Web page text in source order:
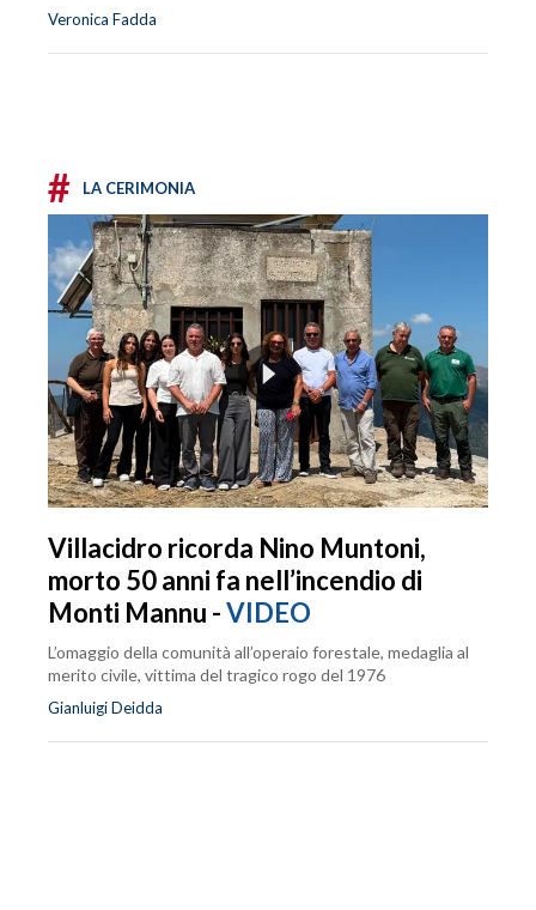
Veronica Fadda
# LA CERIMONIA
Villacidro ricorda Nino Muntoni,
morto 50 anni fa nell’incendio di
Monti Mannu -VIDEO
L’omaggio della comunità all’operaio forestale, medaglia al
merito civile, vittima del tragico rogo del 1976
Gianluigi Deidda